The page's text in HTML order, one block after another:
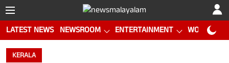
LATEST NEWS NEWSROOM ENTERTAINMENT WORLD CUP
KERALA